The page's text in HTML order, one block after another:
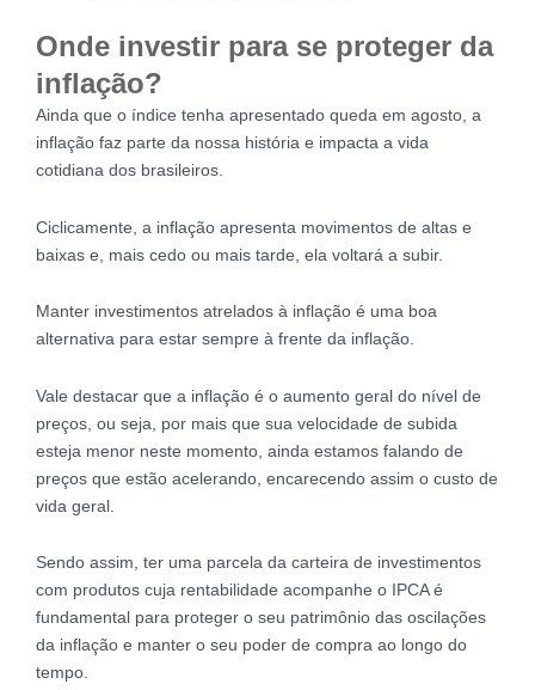
Onde investir para se proteger da
inflação?
Ainda que o índice tenha apresentado queda em agosto, a
inflação faz parte da nossa história e impacta a vida
cotidiana dos brasileiros.
Ciclicamente, a inflação apresenta movimentos de altas e
baixas e, mais cedo ou mais tarde, ela voltará a subir.
Manter investimentos atrelados à inflação é uma boa
alternativa para estar sempre à frente da inflação.
Vale destacar que a inflação é o aumento geral do nível de
preços, ou seja, por mais que sua velocidade de subida
esteja menor neste momento, ainda estamos falando de
preços que estão acelerando, encarecendo assim o custo de
vida geral.
Sendo assim, ter uma parcela da carteira de investimentos
com produtos cuja rentabilidade acompanhe o IPCA é
fundamental para proteger o seu patrimônio das oscilações
da inflação e manter o seu poder de compra ao longo do
tempo.